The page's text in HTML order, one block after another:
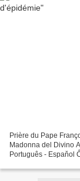
Prière du Pape
Madonna del Divino
Português - Espaňol